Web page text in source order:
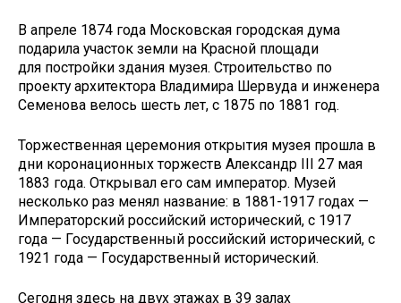
В апреле 1874 года Московская городская дума
подарила участок земли на Красной площади
для постройки здания музея. Строительство по
проекту архитектора Владимира Шервуда и инженера
Семенова велось шесть лет, с 1875 по 1881 год.
Торжественная церемония открытия музея прошла в
дни коронационных торжеств Александр III 27 мая
1883 года. Открывал его сам император. Музей
несколько раз менял название: в 1881-1917 годах —
Императорский российский исторический, с 1917
года — Государственный российский исторический, с
1921 года — Государственный исторический.
Сегодня здесь на двух этажах в 39 залах